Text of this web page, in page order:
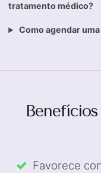
tratamento médico?
Como agendar
Favorece